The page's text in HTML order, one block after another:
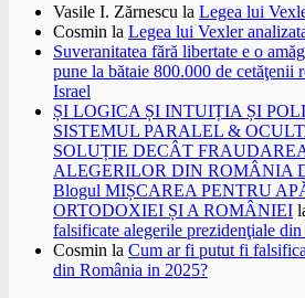
Vasile I. Zărnescu la Legea lui
Cosmin la Legea lui Vexler
Suveranitatea fără libertate e o
pune la bătaie 800.000 de cetăţenii
Israel
ȘI LOGICA ȘI INTUIȚIA ȘI
SISTEMUL PARALEL &
SOLUȚIE DECÂT
ALEGERILOR DIN ROMÂNIA
Blogul MIȘCAREA PENTRU
ORTODOXIEI ȘI A ROMÂNIEI
falsificate alegerile prezidenţiale
Cosmin la Cum ar fi putut fi
din România in 2025?